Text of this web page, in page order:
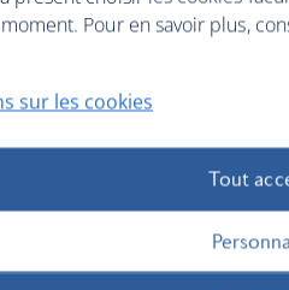
Pour en savoir plus,
sur les cookies
Tout